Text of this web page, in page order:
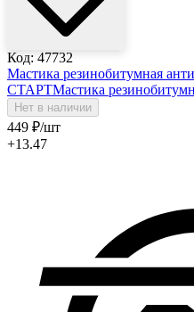
Код: 47732
Мастика резинобитумная
СТАРТМастика
Нет в наличии
449 ₽/шт
+13.47